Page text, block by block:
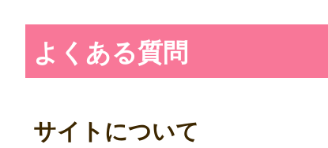
よくある質問
サイトについて